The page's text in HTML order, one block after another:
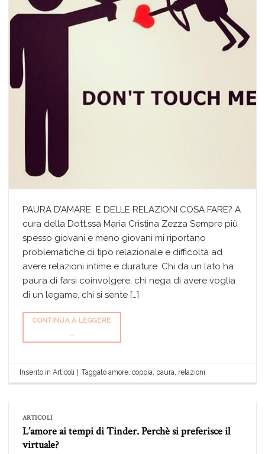
PAURA D’AMARE E DELLE RELAZIONI COSA FARE? A
cura della Dott.ssa Maria Cristina Zezza Sempre più
spesso giovani e meno giovani mi riportano
problematiche di tipo relazionale e difficoltà ad
avere relazioni intime e durature. Chi da un lato ha
paura di farsi coinvolgere, chi nega di avere voglia
di un legame, chi si sente […]
CONTINUA A LEGGERE
→
Inserito inArticoli Taggatoamore ,coppia paura relazioni
ARTICOLI
L’amore ai tempi di Tinder. Perchè si preferisce il
virtuale?